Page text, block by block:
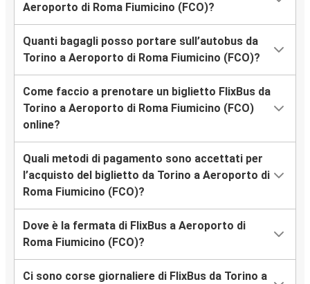
Aeroporto di Roma Fiumicino (FCO)?
Quanti bagagli posso portare sull’autobus da
Torino a Aeroporto di Roma Fiumicino (FCO)?
Come faccio a prenotare un biglietto FlixBus da
Torino a Aeroporto di Roma Fiumicino (FCO)
online?
Quali metodi di pagamento sono accettati per
l’acquisto del biglietto da Torino a Aeroporto di
Roma Fiumicino (FCO)?
Dove è la fermata di FlixBus a Aeroporto di
Roma Fiumicino (FCO)?
Ci sono corse giornaliere di FlixBus da Torino a